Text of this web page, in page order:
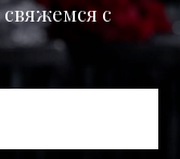
с